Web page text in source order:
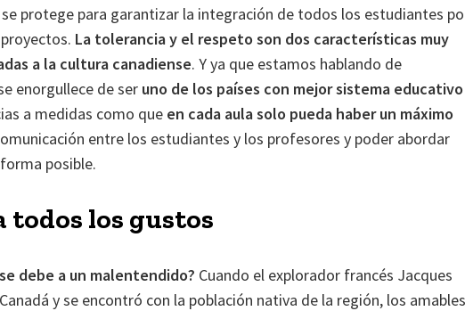
protege para garantizar la integración de todos los estudiantes
La tolerancia y el respeto son dos características muy
a la cultura canadiense. Y ya que estamos hablando de
enorgullece de ser uno de los países con mejor sistema educativo
a medidas como que en cada aula solo pueda haber un máximo
entre los estudiantes y los profesores y poder abordar
posible.
todos los gustos
debe a un malentendido? Cuando el explorador francés Jacques
y se encontró con la población nativa de la región, los amables